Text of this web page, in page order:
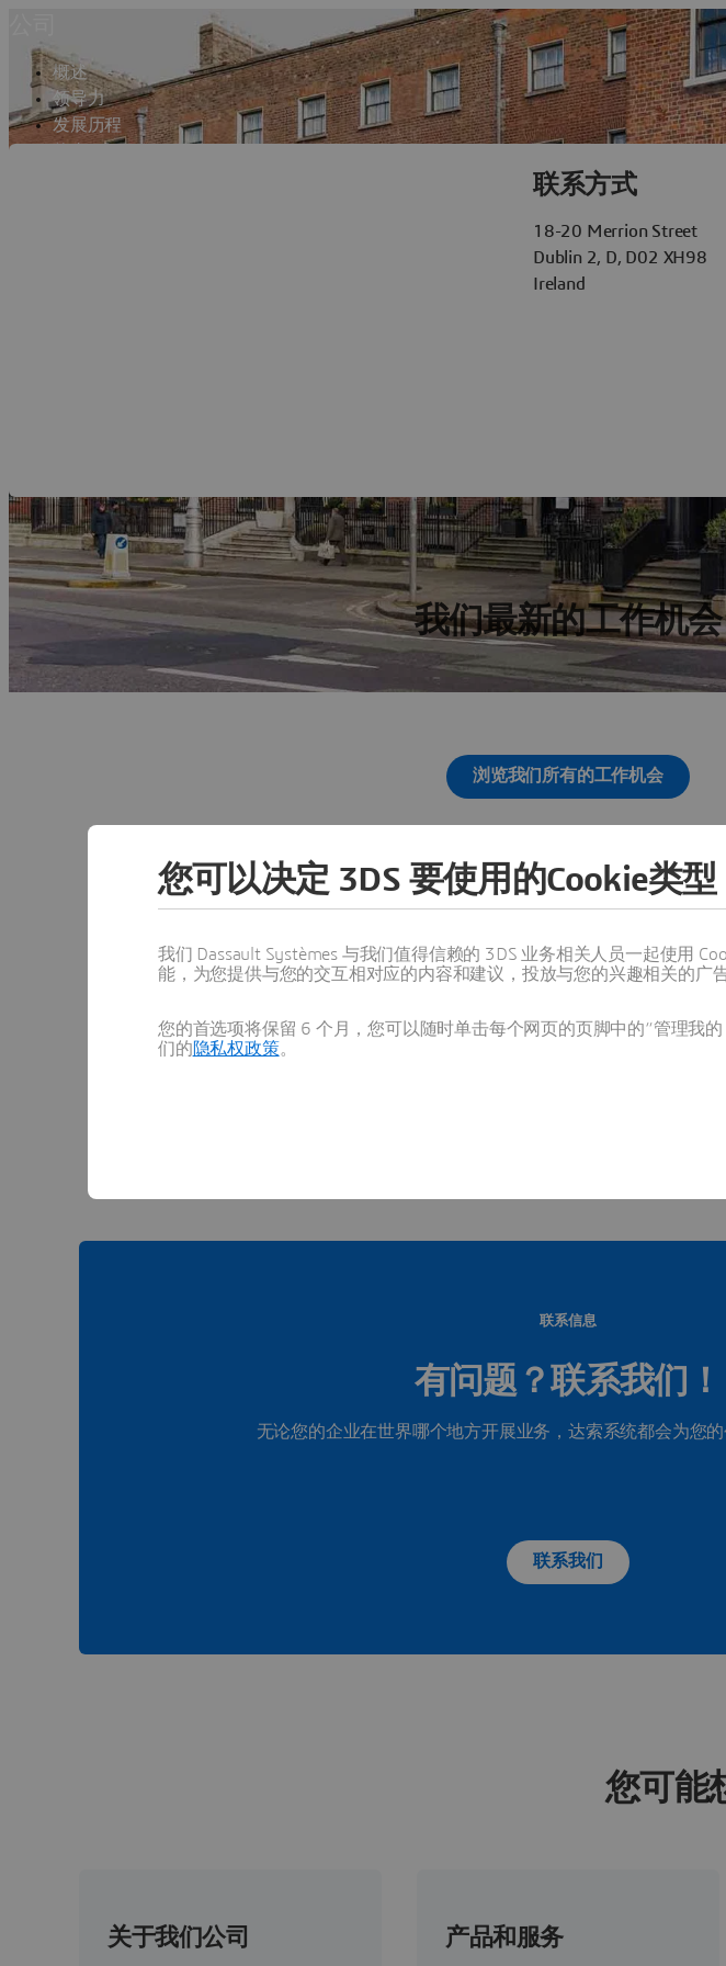
概述
领导力
发展历程
Dassault Systèmes Dublin
联系方式
18-20 Merrion Street
Dublin 2, D, D02 XH98
Ireland
我们最新的工作机会
浏览我们所有的工作机会
其他地点
联系信息
有问题？联系我们！
无论您的企业在世界哪个地方开展业务，达索系统都会为您的
联系我们
您可能
关于我们公司 产品和服务
您可以决定 3DS 要使用的Cookie类型
我们 Dassault Systèmes 与我们值得信赖的 3DS 业务相关人员一起使用
能，为您提供与您的交互相对应的内容和建议，投放与您的兴趣相关的广
您的首选项将保留 6 个月，您可以随时单击每个网页的页脚中的“管理我
们的隐私权政策。